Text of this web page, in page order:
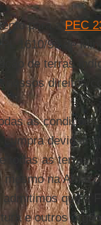
para a PEC
1610/96 de
de terras
nossos direitos
as
) cumpra
todas as terras
na
que a
e outros